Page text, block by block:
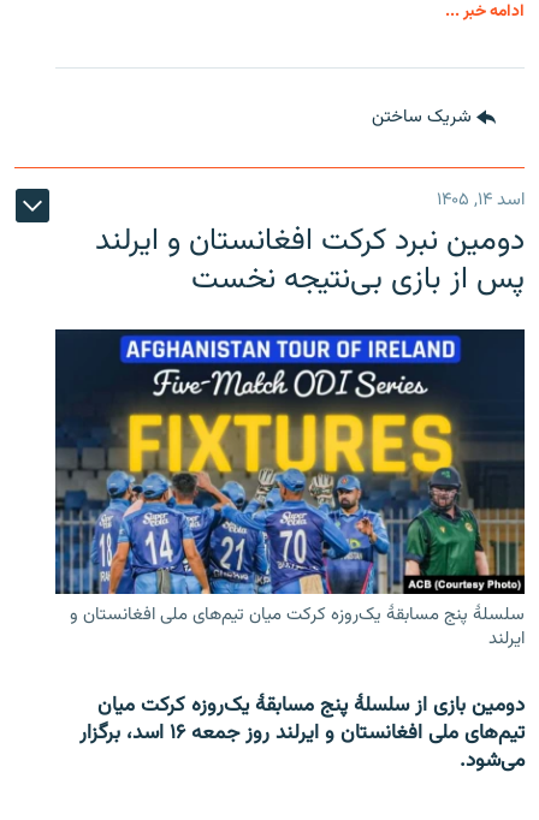
ادامه خبر ...
شریک ساختن
اسد ۱۴, ۱۴۰۵
دومین نبرد کرکت افغانستان و ایرلند
پس از بازی بی‌نتیجه نخست
سلسلۀ پنج مسابقۀ یک‌روزه کرکت میان تیم‌های ملی افغانستان و
ایرلند
دومین بازی از سلسلۀ پنج مسابقۀ یک‌روزه کرکت میان
تیم‌های ملی افغانستان و ایرلند روز جمعه ۱۶ اسد، برگزار
می‌شود.